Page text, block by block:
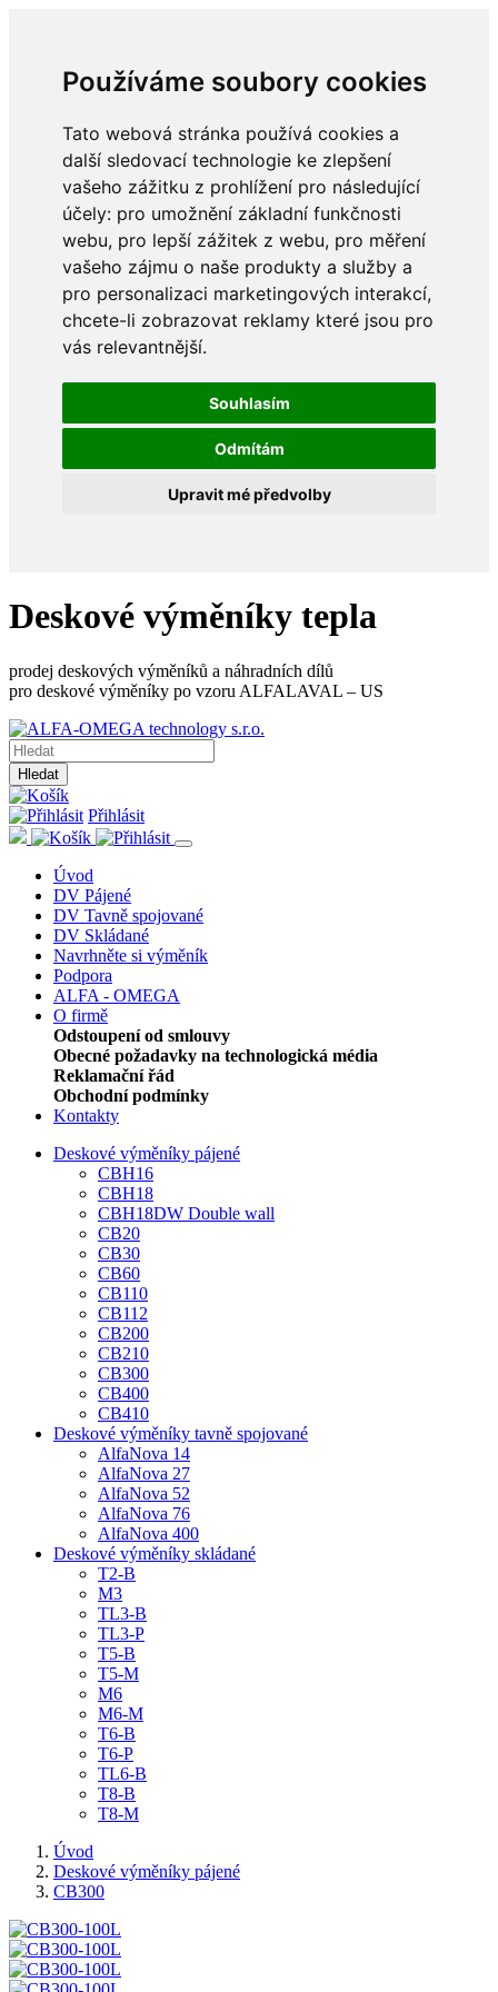
Používáme soubory cookies
Tato webová stránka používá cookies a
další sledovací technologie ke zlepšení
vašeho zážitku z prohlížení pro následující
účely: pro umožnění základní funkčnosti
webu, pro lepší zážitek z webu, pro měření
vašeho zájmu o naše produkty a služby a
pro personalizaci marketingových interakcí,
chcete-li zobrazovat reklamy které jsou pro
vás relevantnější.
Souhlasím
Odmítám
Upravit mé předvolby
Deskové výměníky tepla
prodej deskových výměníků a náhradních dílů
pro deskové výměníky po vzoru ALFALAVAL – US
Hledat
Přihlásit
Úvod
DV Pájené
DV Tavně spojované
DV Skládané
Navrhněte si výměník
Podpora
ALFA - OMEGA
O firmě
Odstoupení od smlouvy
Obecné požadavky na technologická média
Reklamační řád
Obchodní podmínky
Kontakty
Deskové výměníky pájené
CBH16
CBH18
CBH18DW Double wall
CB20
CB30
CB60
CB110
CB112
CB200
CB210
CB300
CB400
CB410
Deskové výměníky tavně spojované
AlfaNova 14
AlfaNova 27
AlfaNova 52
AlfaNova 76
AlfaNova 400
Deskové výměníky skládané
T2-B
M3
TL3-B
TL3-P
T5-B
T5-M
M6
M6-M
T6-B
T6-P
TL6-B
T8-B
T8-M
Úvod
Deskové výměníky pájené
CB300